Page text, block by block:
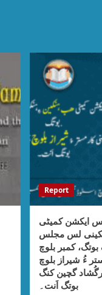
Report
ایکشن کمیٹی
لس مجلس
کمبر بلوچ
ءُ شیراز بلوچ
گچین کنگ
بوتگ اَنت۔